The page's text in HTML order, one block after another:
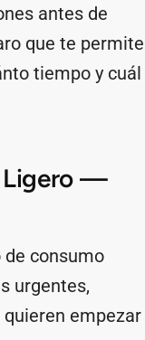
antes de
que te permite
tiempo y cuál
Ligero —
consumo
urgentes,
empezar